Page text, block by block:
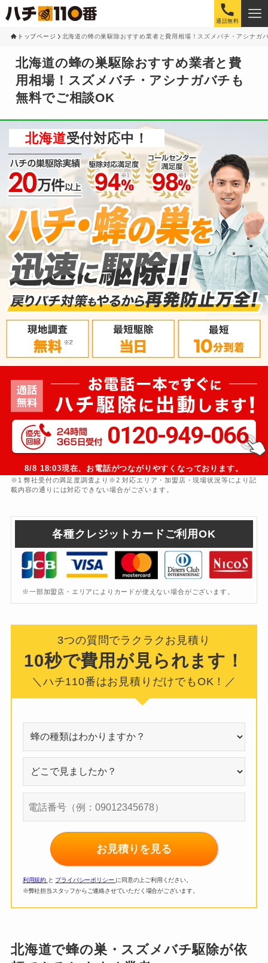
通話無料
トップページ 北海道の蜂の巣駆除おすすめ業者と費用相場！スズメバチ・アシナガ
北海道の蜂の巣駆除おすすめ業者と費
用相場！スズメバチ・アシナガバチも
無料でご相談OK
北海道受付対応中！
0120-949-066
8/8 18:03現在、お電話がつながりやすくなっております。
※1 弊社受付の満足度調査より※2 対応エリア・加盟店・現場状況等により記
載内容の通りには対応できない場合がございます。
各種クレジットカードご利用OK
※一部加盟店・エリアによりカードが使えない場合がございます。
3つの質問でラクラクお見積り
10秒で費用が見られます！
＼ハチ110番はお見積りだけでもOK！／
お見積りを見る
利用規約 と プライバシーポリシー に同意の上ご利用ください。
※弊社担当スタッフからご連絡させていただく場合がございます。
北海道で蜂の巣・スズメバチ駆除が依